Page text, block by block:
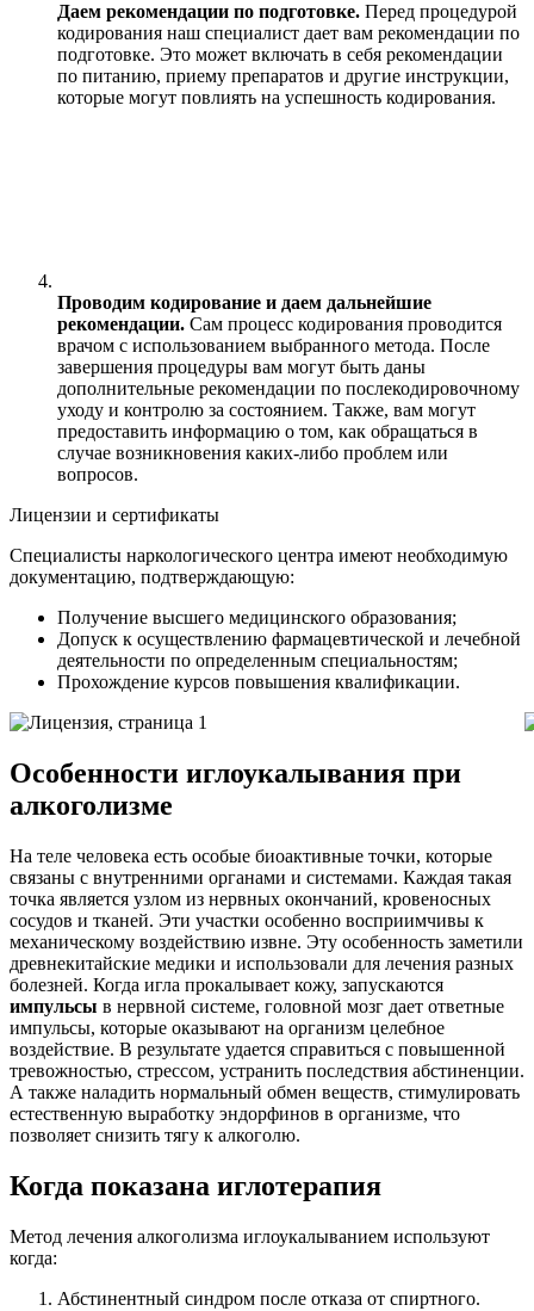
Даем рекомендации по подготовке. Перед процедурой
кодирования наш специалист дает вам рекомендации по
подготовке. Это может включать в себя рекомендации
по питанию, приему препаратов и другие инструкции,
которые могут повлиять на успешность кодирования.
Проводим кодирование и даем дальнейшие
рекомендации. Сам процесс кодирования проводится
врачом с использованием выбранного метода. После
завершения процедуры вам могут быть даны
дополнительные рекомендации по послекодировочному
уходу и контролю за состоянием. Также, вам могут
предоставить информацию о том, как обращаться в
случае возникновения каких-либо проблем или
вопросов.
Лицензии и сертификаты
Специалисты наркологического центра имеют необходимую
документацию, подтверждающую:
Получение высшего медицинского образования;
Допуск к осуществлению фармацевтической и лечебной
деятельности по определенным специальностям;
Прохождение курсов повышения квалификации.
Особенности иглоукалывания при
алкоголизме
На теле человека есть особые биоактивные точки, которые
связаны с внутренними органами и системами. Каждая такая
точка является узлом из нервных окончаний, кровеносных
сосудов и тканей. Эти участки особенно восприимчивы к
механическому воздействию извне. Эту особенность заметили
древнекитайские медики и использовали для лечения разных
болезней. Когда игла прокалывает кожу, запускаются
импульсы в нервной системе, головной мозг дает ответные
импульсы, которые оказывают на организм целебное
воздействие. В результате удается справиться с повышенной
тревожностью, стрессом, устранить последствия абстиненции.
А также наладить нормальный обмен веществ, стимулировать
естественную выработку эндорфинов в организме, что
позволяет снизить тягу к алкоголю.
Когда показана иглотерапия
Метод лечения алкоголизма иглоукалыванием используют
когда:
Абстинентный синдром после отказа от спиртного.